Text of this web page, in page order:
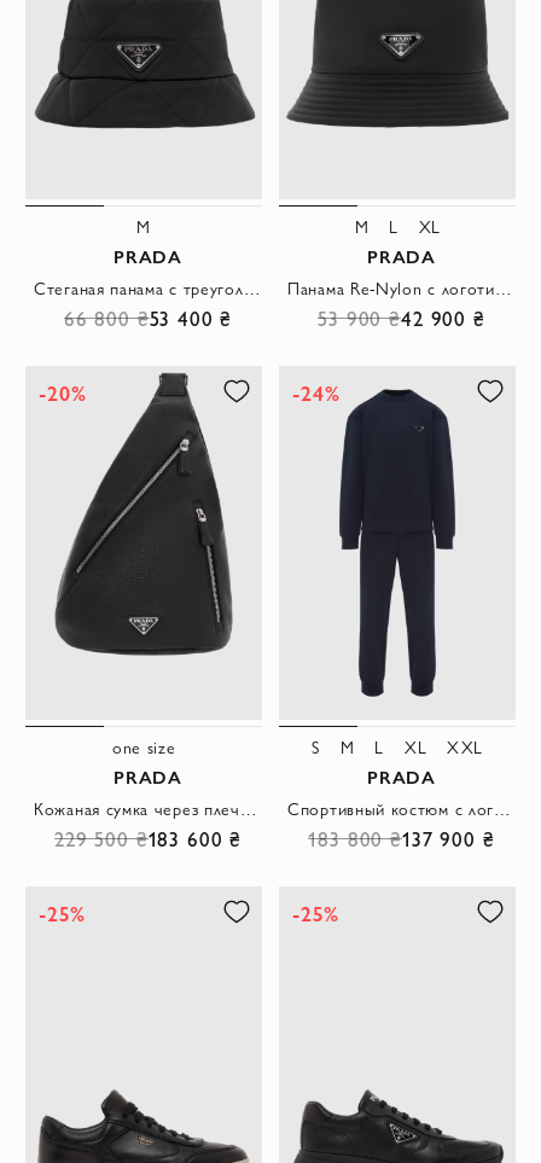
M
PRADA
66 800 ₴53 400 ₴
M L XL
PRADA
53 900 ₴42 900 ₴
-20%
one size
PRADA
229 500 ₴183 600 ₴
-24%
S M L XL XXL
PRADA
183 800 ₴137 900 ₴
-25% -25%